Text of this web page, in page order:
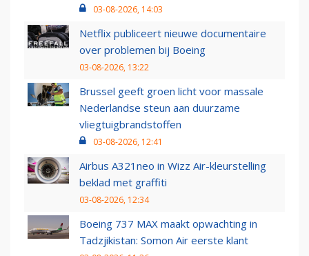
03-08-2026, 14:03
Netflix publiceert nieuwe documentaire
over problemen bij Boeing
03-08-2026, 13:22
Brussel geeft groen licht voor massale
Nederlandse steun aan duurzame
vliegtuigbrandstoffen
03-08-2026, 12:41
Airbus A321neo in Wizz Air-kleurstelling
beklad met graffiti
03-08-2026, 12:34
Boeing 737 MAX maakt opwachting in
Tadzjikistan: Somon Air eerste klant